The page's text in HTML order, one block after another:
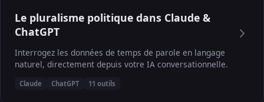
Le pluralisme politique dans Claude &
ChatGPT
Interrogez les données de temps de parole en langage
naturel, directement depuis votre IA conversationnelle.
Claude ChatGPT 11 outils